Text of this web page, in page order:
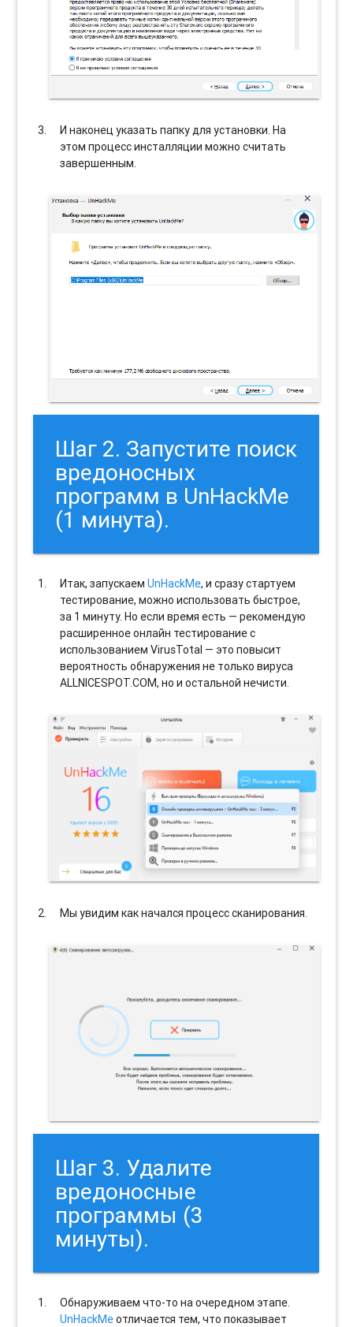
И наконец указать папку для установки. На
этом процесс инсталляции можно считать
завершенным.
Шаг 2. Запустите поиск
вредоносных
программ в UnHackMe
(1 минута).
Итак, запускаемUnHackMe, и сразу стартуем
тестирование, можно использовать быстрое,
за 1 минуту. Но если время есть — рекомендую
расширенное онлайн тестирование с
использованием VirusTotal — это повысит
вероятность обнаружения не только вируса
ALLNICESPOT.COM, но и остальной нечисти.
Мы увидим как начался процесс сканирования.
Шаг 3. Удалите
вредоносные
программы (3
минуты).
Обнаруживаем что-то на очередном этапе.
UnHackMeотличается тем, что показывает